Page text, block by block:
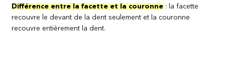
Différence entre la facette et la couronne : la facette
recouvre le devant de la dent seulement et la couronne
recouvre entièrement la dent.